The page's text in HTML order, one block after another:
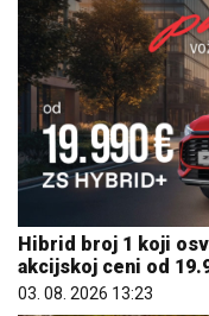
Hibrid broj 1 koji
akcijskoj ceni od
03. 08. 2026 13:23